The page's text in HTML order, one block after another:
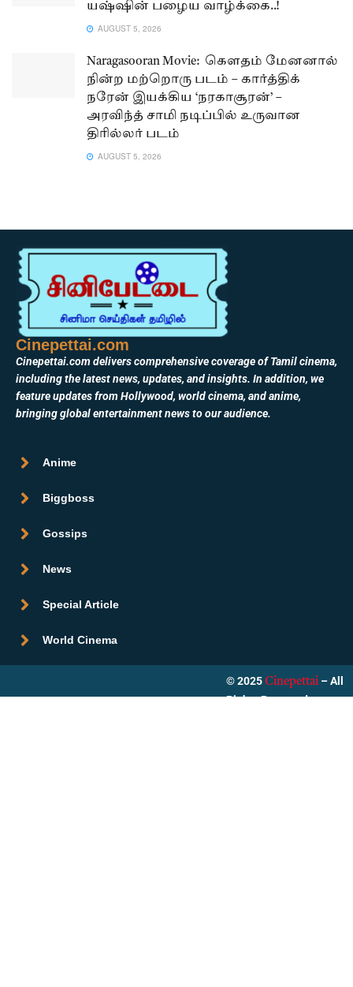
யஷ்ஷின் பழைய வாழ்க்கை..!
AUGUST 5, 2026
Naragasooran Movie: கௌதம் மேனனால்
நின்ற மற்றொரு படம் – கார்த்திக்
நரேன் இயக்கிய ‘நரகாசூரன்’ –
அரவிந்த் சாமி நடிப்பில் உருவான
திரில்லர் படம்
AUGUST 5, 2026
Cinepettai.com
Cinepettai.com delivers comprehensive coverage of Tamil cinema,
including the latest news, updates, and insights. In addition, we
feature updates from Hollywood, world cinema, and anime,
bringing global entertainment news to our audience.
Anime
Biggboss
Gossips
News
Special Article
World Cinema
© 2025 Cinepettai – All
Rights Reserved